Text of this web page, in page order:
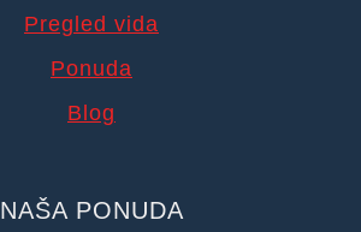
Pregled vida
Ponuda
Blog
NAŠA PONUDA